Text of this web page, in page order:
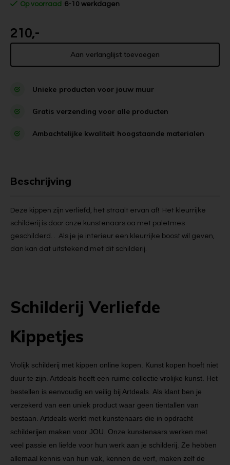
Op voorraad 6-10 werkdagen
210,-
Aan verlanglijst toevoegen
Unieke producten voor jouw muur
Gratis verzending voor alle producten
Ambachtelijke kwaliteit hoogstaande materialen
Beschrijving
Deze kippen zijn verliefd, het straalt ervan af! Het kleurrijke
schilderij is door onze kunstenaars oa met paletmes
geschilderd. . Als je je interieur een kleurrijke boost wil geven,
dan kan dat uitstekend met dit schilderij.
Schilderij Verliefde
Kippetjes
Vrolijk schilderij met kippen online kopen. Kunst kopen hoeft niet
duur te zijn. Artdeals heeft een ruime collectie vrolijke kunst. Het
bestellen is eenvoudig en veilig bij Artdeals. Als klant ben je
verzekerd van een uniek product waar geen tientallen van
bestaan. Artdeals werkt met kunstenaars die in opdracht
schilderijen maken voor JOU. Onze kunstenaars werken met
veel passie en liefde voor hun werk aan je schilderij. Ze hebben
allemaal kennis van hun vak, kennen de verf, maken zelf de